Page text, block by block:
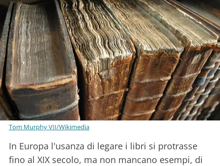
Tom Murphy VII/Wikimedia
In Europa l'usanza di legare i libri si protrasse
fino al XIX secolo, ma non mancano esempi, di